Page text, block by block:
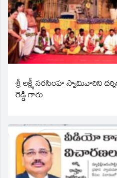
శ్రీ లక్ష్మీ నరసింహ స్వామివారిని
రెడ్డి గారు